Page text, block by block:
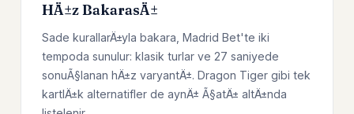
HÄ±z BakarasÄ±
Sade kurallarÄ±yla bakara, Madrid Bet'te iki
tempoda sunulur: klasik turlar ve 27 saniyede
sonuÃ§lanan hÄ±z varyantÄ±. Dragon Tiger gibi tek
kartlÄ±k alternatifler de aynÄ± Ã§atÄ± altÄ±nda